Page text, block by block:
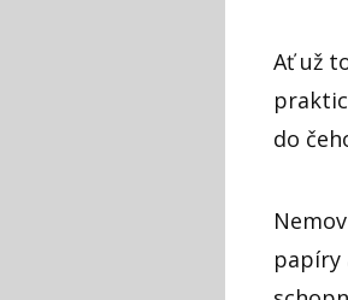
Ať už
do
papíry